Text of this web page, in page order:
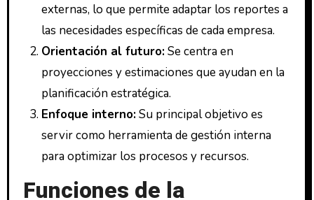
externas, lo que permite adaptar los reportes a
las necesidades específicas de cada empresa.
Orientación al futuro:Se centra en
proyecciones y estimaciones que ayudan en la
planificación estratégica.
Enfoque interno:Su principal objetivo es
servir como herramienta de gestión interna
para optimizar los procesos y recursos.
Funciones de la